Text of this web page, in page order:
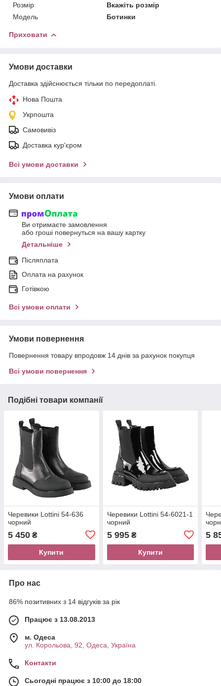
Розмір
Вкажіть розмір
Мoдель
Ботинки
Приховати
Умови доставки
Доставка здійснюється тільки по передоплаті.
Нова Пошта
Укрпошта
Самовивіз
Доставка кур'єром
Всі умови доставки
Умови оплати
Ви отримаєте замовлення
або гроші повернуться на вашу картку
Детальніше
Післяплата
Оплата на рахунок
Готівкою
Всі умови оплати
Умови повернення
Повернення товару впродовж 14 днів за рахунок покупця
Всі умови повернення
Подібні товари компанії
Черевики Lottini 54-636
чорний
5 450 ₴
Купити
Черевики Lottini 54-6021-1
чорний
5 995₴
Купити
5
Про нас
86% позитивних з 14 відгуків за рік
Працює з 13.08.2013
м. Одеса
ул. Корольова, 92, Одеса, Україна
Контакти
Сьогодні працює з 10:00 до 18:00